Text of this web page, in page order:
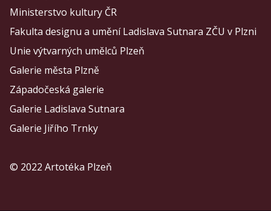
Ministerstvo kultury ČR
Fakulta designu a umění Ladislava Sutnara ZČU v Plzni
Unie výtvarných umělců Plzeň
Galerie města Plzně
Západočeská galerie
Galerie Ladislava Sutnara
Galerie Jiřího Trnky
© 2022 Artotéka Plzeň